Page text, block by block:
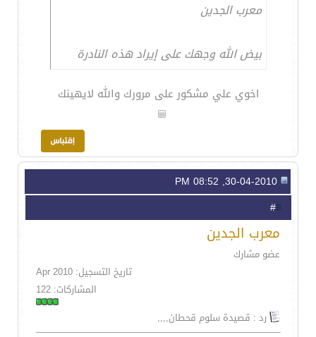
معرب الجدين
بيض الله وجهك على إيراد هذه النادرة
اخوي علي مشكور على مرورك والله لايهينك
9
معرب الجدين
عضو مشارك
تاريخ التسجيل: Apr 2010
المشاركات: 122
رد : قصيدة سلوم قحطان,,,,